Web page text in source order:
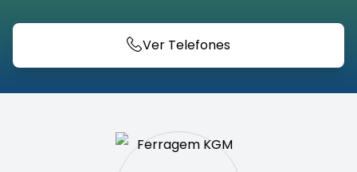
Ver Telefones